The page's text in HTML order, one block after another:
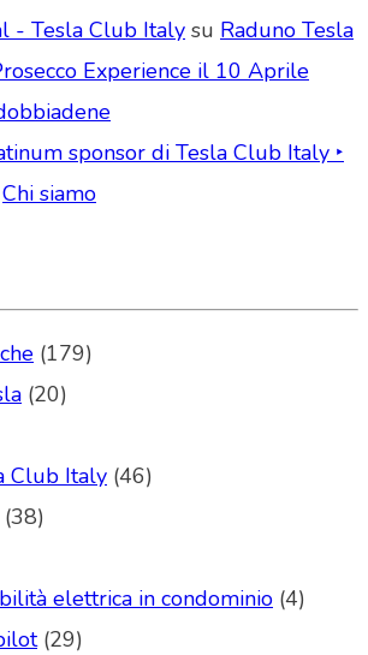
- Tesla Club Italy su Raduno Tesla
Experience il 10 Aprile
sponsor di Tesla Club Italy ‣
Chi siamo
(179)
(20)
Club Italy (46)
(38)
elettrica in condominio (4)
(29)